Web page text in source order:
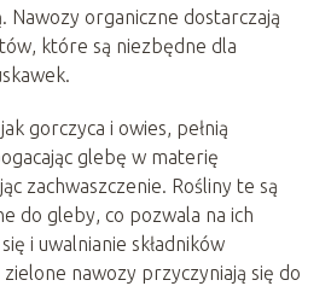
Nawozy organiczne dostarczają
które są niezbędne dla
gorczyca i owies, pełnią
glebę w materię
zachwaszczenie. Rośliny te są
do gleby, co pozwala na ich
i uwalnianie składników
nawozy przyczyniają się do